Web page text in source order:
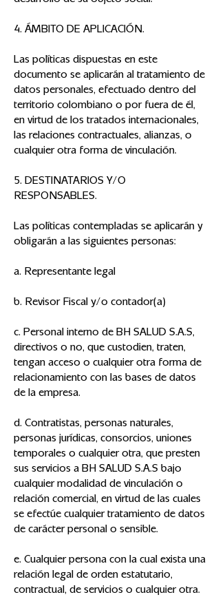
4. ÁMBITO DE APLICACIÓN.
Las políticas dispuestas en este
documento se aplicarán al tratamiento de
datos personales, efectuado dentro del
territorio colombiano o por fuera de él,
en virtud de los tratados internacionales,
las relaciones contractuales, alianzas, o
cualquier otra forma de vinculación.
5. DESTINATARIOS Y/O
RESPONSABLES.
Las políticas contempladas se aplicarán y
obligarán a las siguientes personas:
a. Representante legal
b. Revisor Fiscal y/o contador(a)
c. Personal interno de BH SALUD S.A.S,
directivos o no, que custodien, traten,
tengan acceso o cualquier otra forma de
relacionamiento con las bases de datos
de la empresa.
d. Contratistas, personas naturales,
personas jurídicas, consorcios, uniones
temporales o cualquier otra, que presten
sus servicios a BH SALUD S.A.S bajo
cualquier modalidad de vinculación o
relación comercial, en virtud de las cuales
se efectúe cualquier tratamiento de datos
de carácter personal o sensible.
e. Cualquier persona con la cual exista una
relación legal de orden estatutario,
contractual, de servicios o cualquier otra.